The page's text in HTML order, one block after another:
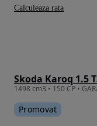
Skoda Karoq 1.5
1498 cm3 • 150 CP •
Promovat
Calculeaza rata